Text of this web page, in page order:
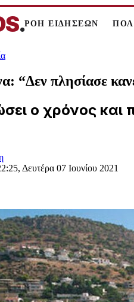
.ΡΟΗ ΕΙΔΗΣΕΩΝ
“Δεν πλησίασε
ο χρόνος και
Δευτέρα 07 Ιουνίου 2021